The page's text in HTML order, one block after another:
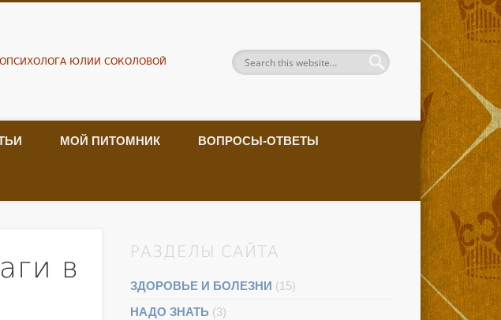
ЮЛИИ СОКОЛОВОЙ
МОЙ ПИТОМНИК ВОПРОСЫ-ОТВЕТЫ
в
РАЗДЕЛЫ САЙТА
ЗДОРОВЬЕ И БОЛЕЗНИ (15)
НАДО ЗНАТЬ (3)